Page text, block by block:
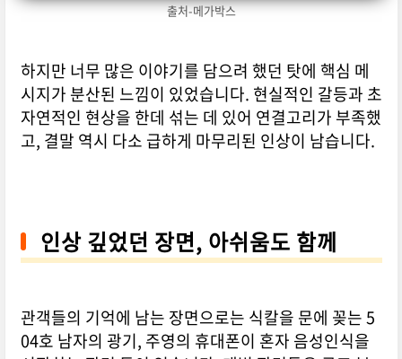
출처-메가박스
하지만 너무 많은 이야기를 담으려 했던 탓에 핵심 메
시지가 분산된 느낌이 있었습니다. 현실적인 갈등과 초
자연적인 현상을 한데 섞는 데 있어 연결고리가 부족했
고, 결말 역시 다소 급하게 마무리된 인상이 남습니다.
인상 깊었던 장면, 아쉬움도 함께
관객들의 기억에 남는 장면으로는 식칼을 문에 꽂는 5
04호 남자의 광기, 주영의 휴대폰이 혼자 음성인식을